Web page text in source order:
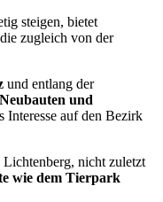
steigen, bietet
zugleich von der
und entlang der
Neubauten und
Interesse auf den Bezirk
nicht zuletzt
wie dem Tierpark